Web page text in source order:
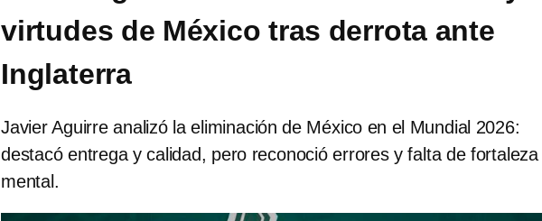
virtudes de México tras derrota ante
Inglaterra
Javier Aguirre analizó la eliminación de México en el Mundial 2026:
destacó entrega y calidad, pero reconoció errores y falta de fortaleza
mental.